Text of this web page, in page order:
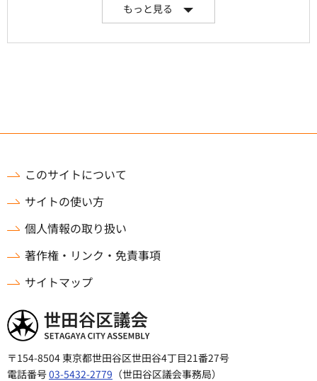
もっと見る
このサイトについて
サイトの使い方
個人情報の取り扱い
著作権・リンク・免責事項
サイトマップ
世田谷区議会
〒154-8504 東京都世田谷区世田谷4丁目21番27号
電話番号03-5432-2779 （世田谷区議会事務局）